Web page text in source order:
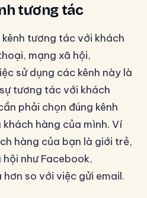
tương tác
tương tác với khách
mạng xã hội,
sử dụng các kênh này là
tương tác với khách
phải chọn đúng kênh
hàng của mình. Ví
hàng của bạn là giới trẻ,
như Facebook,
hơn so với việc gửi email.